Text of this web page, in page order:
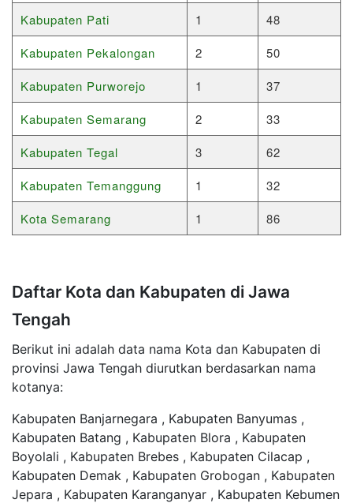
Kabupaten Pati
1
48
Kabupaten Pekalongan
2
50
Kabupaten Purworejo
1
37
Kabupaten Semarang
2
33
Kabupaten Tegal
3
62
Kabupaten Temanggung
1
32
Kota Semarang
1 86
Daftar Kota dan Kabupaten di Jawa
Tengah
Berikut ini adalah data nama Kota dan Kabupaten di
provinsi Jawa Tengah diurutkan berdasarkan nama
kotanya:
Kabupaten Banjarnegara , Kabupaten Banyumas ,
Kabupaten Batang , Kabupaten Blora , Kabupaten
Boyolali , Kabupaten Brebes , Kabupaten Cilacap ,
Kabupaten Demak , Kabupaten Grobogan , Kabupaten
Jepara , Kabupaten Karanganyar , Kabupaten Kebumen